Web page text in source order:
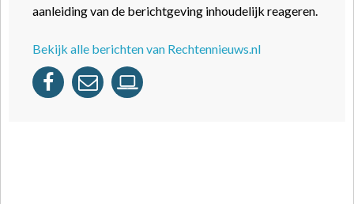
aanleiding van de berichtgeving inhoudelijk reageren.
Bekijk alle berichten van Rechtennieuws.nl